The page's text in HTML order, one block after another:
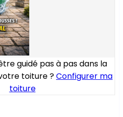
guidé pas à pas dans la
toiture ?Configurer ma
toiture